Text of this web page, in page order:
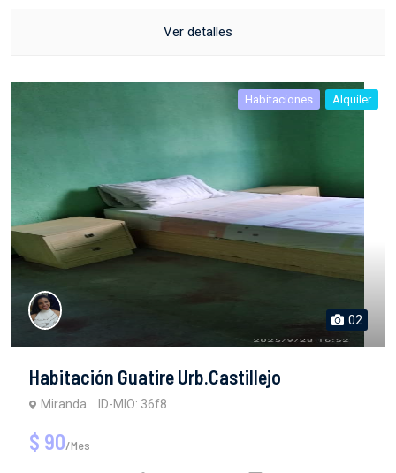
Ver detalles
Habitaciones Alquiler
02
Habitación Guatire Urb.Castillejo
Miranda ID-MIO: 36f8
$ 90/Mes